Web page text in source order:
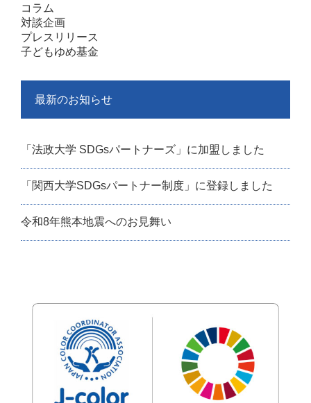
コラム
対談企画
プレスリリース
子どもゆめ基金
最新のお知らせ
「法政大学 SDGsパートナーズ」に加盟しました
「関西大学SDGsパートナー制度」に登録しました
令和8年熊本地震へのお見舞い